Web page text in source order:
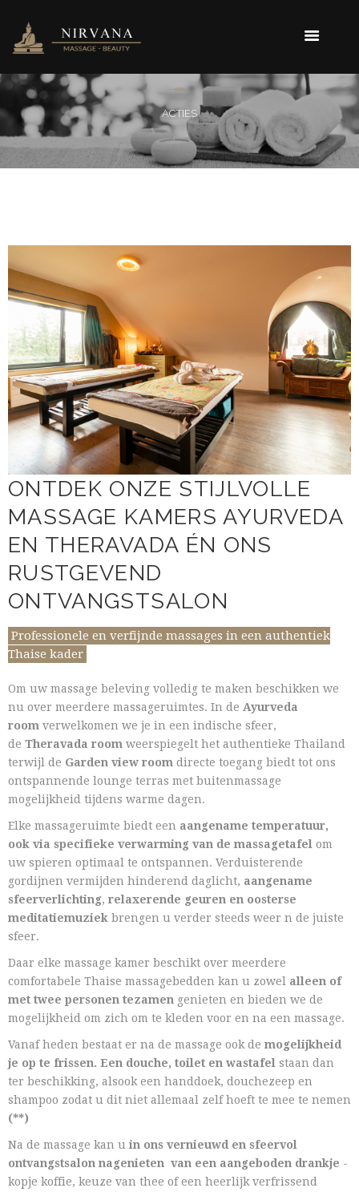
ACTIES
ONTDEK ONZE STIJLVOLLE
MASSAGE KAMERS AYURVEDA
EN THERAVADA ÉN ONS
RUSTGEVEND
ONTVANGSTSALON
Professionele en verfijnde massages in een authentiek
Thaise kader
Om uw massage beleving volledig te maken beschikken we
nu over meerdere massageruimtes. In de Ayurveda
room verwelkomen we je in een indische sfeer,
de Theravada room weerspiegelt het authentieke Thailand
terwijl de Garden view room directe toegang biedt tot ons
ontspannende lounge terras met buitenmassage
mogelijkheid tijdens warme dagen.
Elke massageruimte biedt een aangename temperatuur,
ook via specifieke verwarming van de massagetafel om
uw spieren optimaal te ontspannen. Verduisterende
gordijnen vermijden hinderend daglicht, aangename
sfeerverlichting, relaxerende geuren en oosterse
meditatiemuziek brengen u verder steeds weer n de juiste
sfeer.
Daar elke massage kamer beschikt over meerdere
comfortabele Thaise massagebedden kan u zowel alleen of
met twee personen tezamen genieten en bieden we de
mogelijkheid om zich om te kleden voor en na een massage.
Vanaf heden bestaat er na de massage ook de mogelijkheid
je op te frissen. Een douche, toilet en wastafel staan dan
ter beschikking, alsook een handdoek, douchezeep en
shampoo zodat u dit niet allemaal zelf hoeft te mee te nemen
(**)
Na de massage kan u in ons vernieuwd en sfeervol
ontvangstsalon nagenieten van een aangeboden drankje -
kopje koffie, keuze van thee of een heerlijk verfrissend